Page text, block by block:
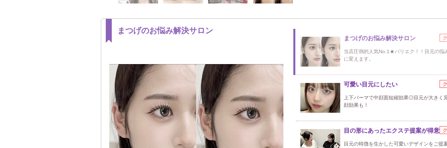
まつげのお悩み解決サロン
まつげのお悩み解決サロン
当店圧倒的人気No.1★パリエク！！目元の悩
に変えます。
可愛い目元にしたい
上下パーマで中顔面短縮効果◎目元が大きく
顔効果も！
目の形にあったエクステ提案が得意
目元の特徴を生かした可愛いデザインをご提